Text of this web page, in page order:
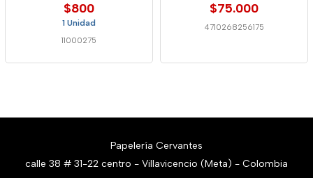
$800
1 Unidad
11000275
$75.000
4710268256175
Papelería Cervantes
calle 38 # 31-22 centro - Villavicencio (Meta) - Colombia